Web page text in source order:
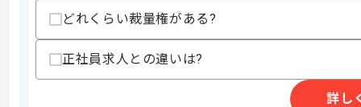
その他募集要項
作業開始日
どれくらい裁量権がある?
正社員求人との違いは?
詳し